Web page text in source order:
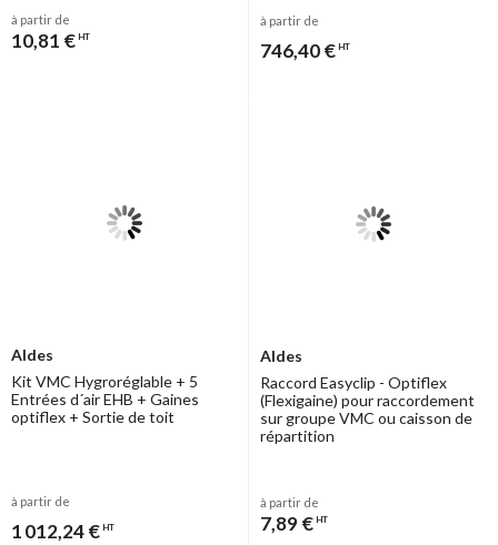
à partir de
10,81 € HT
à partir de
746,40 € HT
Aldes
Kit VMC Hygroréglable + 5
Entrées d´air EHB + Gaines
optiflex + Sortie de toit
à partir de
1 012,24 € HT
Aldes
Raccord Easyclip - Optiflex
(Flexigaine) pour raccordement
sur groupe VMC ou caisson de
répartition
à partir de
7,89 € HT